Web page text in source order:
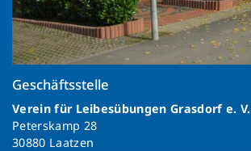
Geschäftsstelle
Verein für Leibesübungen Grasdorf e. V.
Peterskamp 28
30880 Laatzen